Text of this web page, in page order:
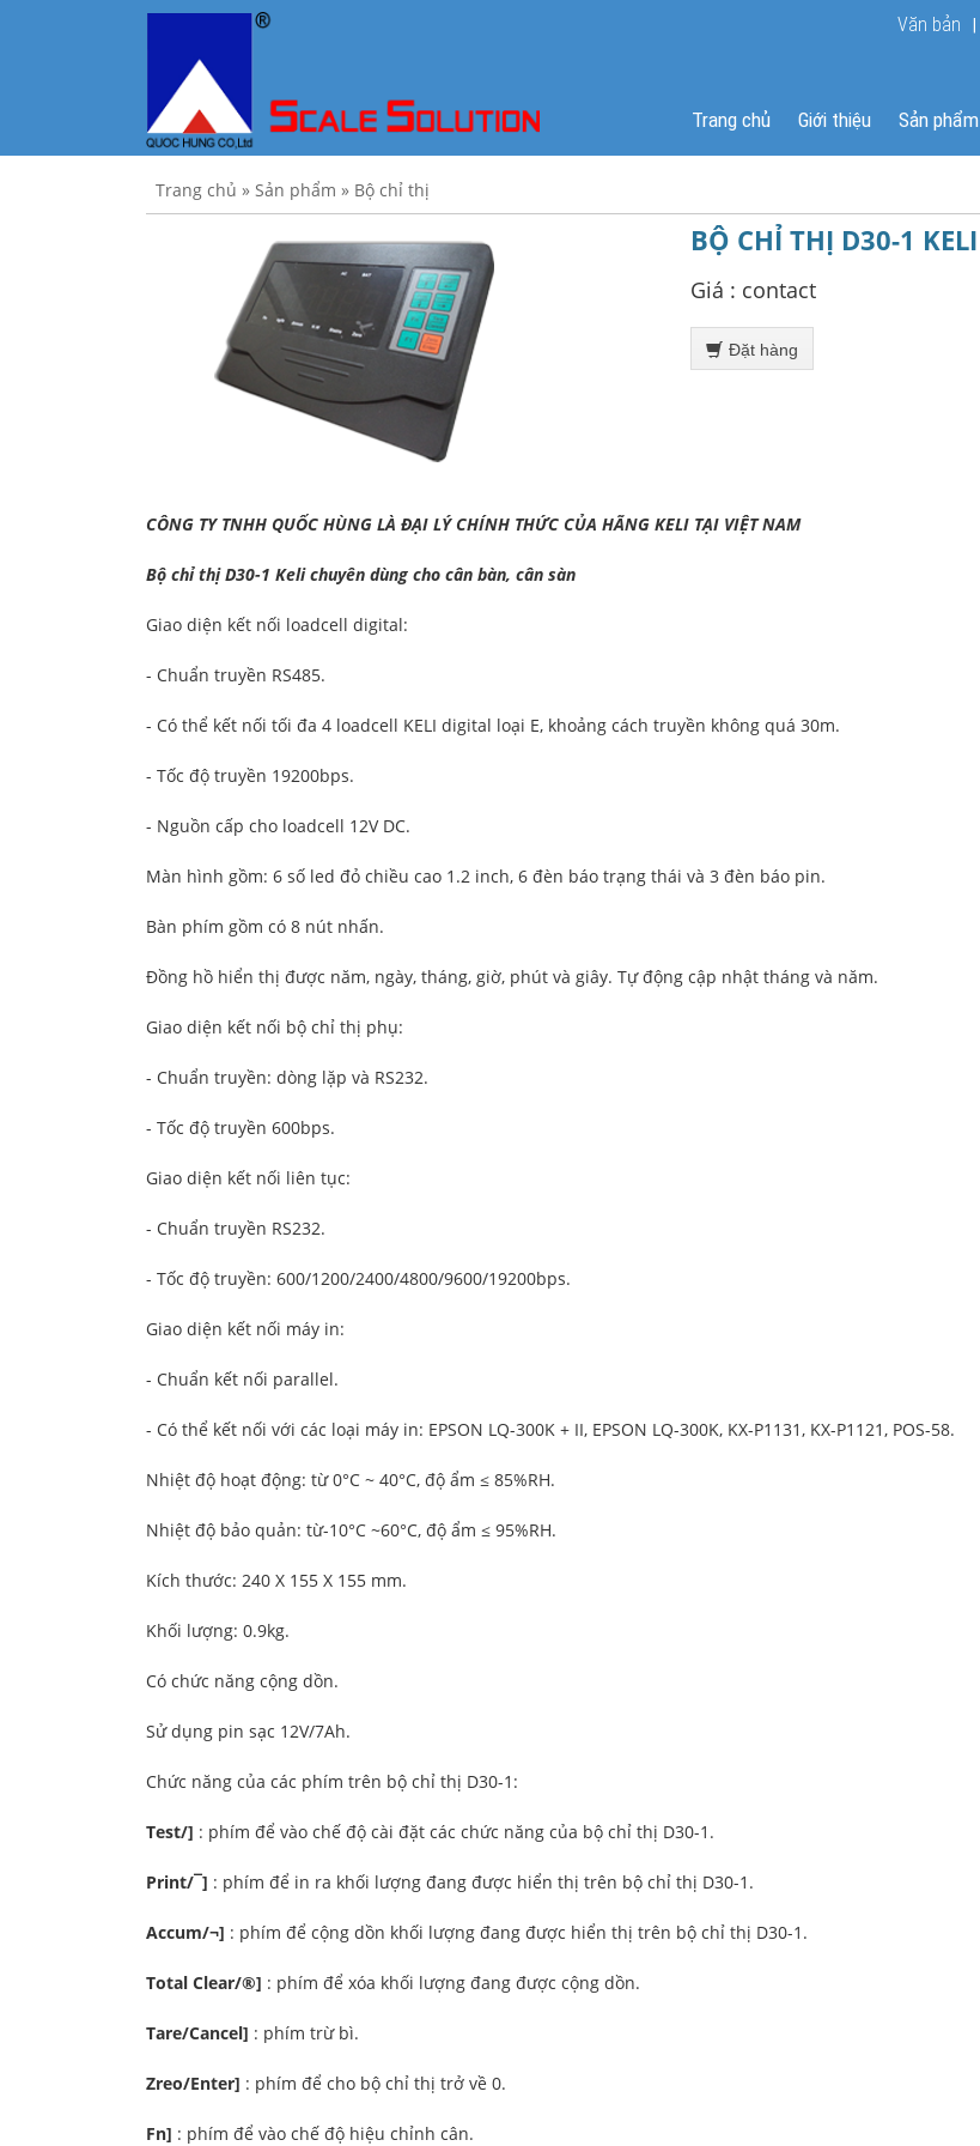
Văn bản
Trang chủ Giới thiệu Sản phẩm
Trang chủ » Sản phẩm » Bộ chỉ thị
BỘ CHỈ THỊ D30-1 KELI
Giá : contact
Đặt hàng
CÔNG TY TNHH QUỐC HÙNG LÀ ĐẠI LÝ CHÍNH THỨC CỦA HÃNG KELI TẠI VIỆT NAM
Bộ chỉ thị D30-1 Keli chuyên dùng cho cân bàn, cân sàn
Giao diện kết nối loadcell digital:
- Chuẩn truyền RS485.
- Có thể kết nối tối đa 4 loadcell KELI digital loại E, khoảng cách truyền không quá 30m.
- Tốc độ truyền 19200bps.
- Nguồn cấp cho loadcell 12V DC.
Màn hình gồm: 6 số led đỏ chiều cao 1.2 inch, 6 đèn báo trạng thái và 3 đèn báo pin.
Bàn phím gồm có 8 nút nhấn.
Đồng hồ hiển thị được năm, ngày, tháng, giờ, phút và giây. Tự động cập nhật tháng và năm.
Giao diện kết nối bộ chỉ thị phụ:
- Chuẩn truyền: dòng lặp và RS232.
- Tốc độ truyền 600bps.
Giao diện kết nối liên tục:
- Chuẩn truyền RS232.
- Tốc độ truyền: 600/1200/2400/4800/9600/19200bps.
Giao diện kết nối máy in:
- Chuẩn kết nối parallel.
- Có thể kết nối với các loại máy in: EPSON LQ-300K + II, EPSON LQ-300K, KX-P1131, KX-P1121, POS-58.
Nhiệt độ hoạt động: từ 0°C ~ 40°C, độ ẩm ≤ 85%RH.
Nhiệt độ bảo quản: từ-10°C ~60°C, độ ẩm ≤ 95%RH.
Kích thước: 240 X 155 X 155 mm.
Khối lượng: 0.9kg.
Có chức năng cộng dồn.
Sử dụng pin sạc 12V/7Ah.
Chức năng của các phím trên bộ chỉ thị D30-1:
Test/] : phím để vào chế độ cài đặt các chức năng của bộ chỉ thị D30-1.
Print/¯] : phím để in ra khối lượng đang được hiển thị trên bộ chỉ thị D30-1.
Accum/¬] : phím để cộng dồn khối lượng đang được hiển thị trên bộ chỉ thị D30-1.
Total Clear/®] : phím để xóa khối lượng đang được cộng dồn.
Tare/Cancel] : phím trừ bì.
Zreo/Enter] : phím để cho bộ chỉ thị trở về 0.
Fn] : phím để vào chế độ hiệu chỉnh cân.